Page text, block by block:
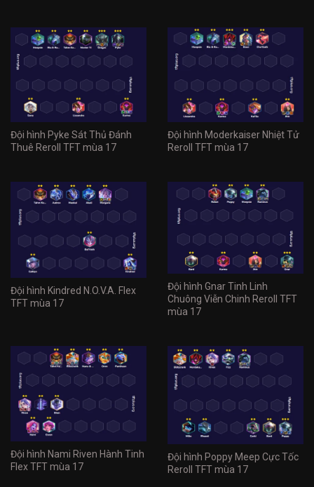
Đội hình Pyke Sát Thủ Đánh
Thuê Reroll TFT mùa 17
Đội hình Moderkaiser Nhiệt Tử
Reroll TFT mùa 17
Đội hình Kindred N.O.V.A. Flex
TFT mùa 17
Đội hình Gnar Tinh Linh
Chuông Viễn Chinh Reroll TFT
mùa 17
Đội hình Nami Riven Hành Tinh
Flex TFT mùa 17
Đội hình Poppy Meep Cực Tốc
Reroll TFT mùa 17